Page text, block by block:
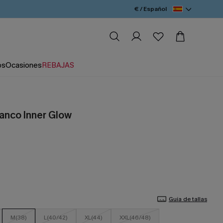
€ / Español
OcasionesREBAJAS
Inner Glow
Guía de tallas
M(38) L(40/42) XL(44) XXL(46/48)